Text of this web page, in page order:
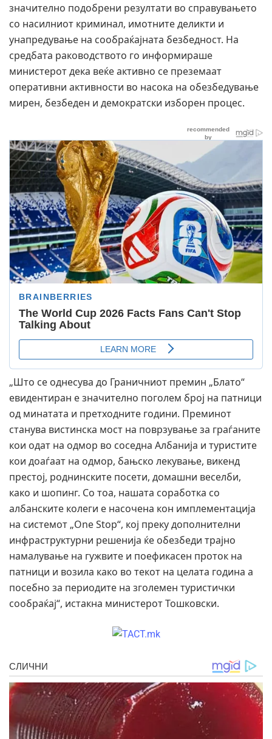
значително подобрени резултати во справувањето
со насилниот криминал, имотните деликти и
унапредување на сообраќајната безбедност. На
средбата раководството го информираше
министерот дека веќе активно се преземаат
оперативни активности во насока на обезбедување
мирен, безбеден и демократски изборен процес.
„Што се однесува до Граничниот премин „Блато“
евидентиран е значително поголем број на патници
од минатата и претходните години. Преминот
станува вистинска мост на поврзување за граѓаните
кои одат на одмор во соседна Албанија и туристите
кои доаѓаат на одмор, бањско лекување, викенд
престој, роднинските посети, домашни веселби,
како и шопинг. Со тоа, нашата соработка со
албанските колеги е насочена кон имплементација
на системот „One Stop“, кој преку дополнителни
инфраструктурни решенија ќе обезбеди трајно
намалување на гужвите и поефикасен проток на
патници и возила како во текот на целата година а
посебно за периодите на зголемен туристички
сообраќај“, истакна министерот Тошковски.